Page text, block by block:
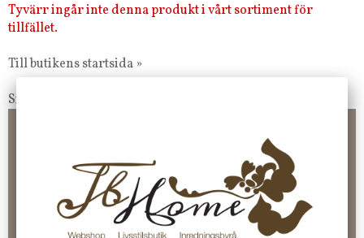
Tyvärr ingår inte denna produkt i vårt sortiment för
tillfället.
Till butikens startsida »
Sitemap »
100 kr - 400 kr i frakt för våra "unika ting" produkter som skickas.
10 % rabatt på din första order vid anmälan av nyhetsbrev, via
Faktura 0 kr. Hos oss betalar du enkelt och smidigt med KLARNA
CHECKOUT. Välj själv hur du vill betala mellan alla Klarnas
betalningstjänster. Och du kan även välja PAYSON betalningstjänst.